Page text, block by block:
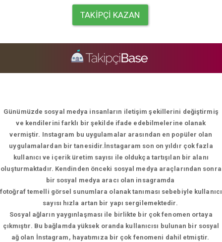
TAKIPÇI KAZAN
Günümüzde sosyal medya insanların iletişim şekillerini değiştirmiş
ve kendilerini farklı bir şekilde ifade edebilmelerine olanak
vermiştir. Instagram bu uygulamalar arasından en popüler olan
uygulamalardan bir tanesidir.İnstagaram son on yıldır çok fazla
kullanıcı ve içerik üretim sayısı ile oldukça tartışılan bir alanı
oluşturmaktadır. Kendinden önceki sosyal medya araçlarından sonra
bir sosyal medya aracı olan insagramda
fotoğraf temelli görsel sunumlara olanak tanıması sebebiyle kullanıcı
sayısı hızla artan bir yapı sergilemektedir.
Sosyal ağların yaygınlaşması ile birlikte bir çok fenomen ortaya
çıkmıştır. Bu bağlamda yüksek oranda kullanıcısı bulunan bir sosyal
ağ olan İnstagram, hayatımıza bir çok fenomeni dahil etmiştir.